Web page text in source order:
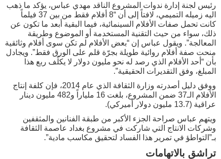
رئيس لجنة إدارة ندوات المشروع الناقد مهدي عباس، يؤكد ما ذهب
اليه زميله التميمي، لافتاً إلى أن “8 أفلام فقط من بين 37 فيلماً
كانت تحمل صفات الأفلام السينمائية، فيما البقية أبعد ما تكون عن
ذلك، سواء من حيث التقنية المستخدمة أو الموضوع وطريقة
المعالجة”. ويقول عباس إن “بعض الأفلام لم تكن سوى أفلام وثائقية
منحت صفة أفلام روائية طويلة بجرّة قلم على الورق فقط”. ويجادل
بأن “أحد الأفلام الذي رصد له نحو مليون دولار لا يكلّف ربع هذا
المبلغ، وفق التقديرات الحقيقية”.
ووفق دليل أصدرته وزارة الثقافة الذي عام 2014، فإن كلفة إنتاج
الأفلام الـ37 ضمن المشروع، بلغت 16 ملياراً و482 مليون دينار
عراقية (13.7 مليون دولار أميركي).
ويتهم عباس صراحة الجزء الأكبر من طبقة الفنانين والمثقفين
وشركات الانتاج التي شاركت في مشروع بغداد عاصمة الثقافة
بـ”التواطؤ في تمرير هذا الفساد لتحقيق مكاسب مادية”.
تراشق بالاتهامات